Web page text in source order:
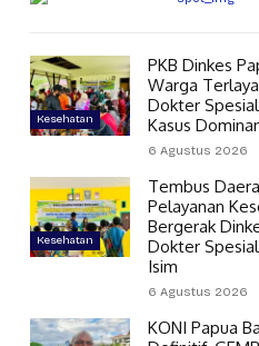
Kesehatan
PKB Dinkes
Warga
Dokter
Kasus
6 Agustus 2026
Kesehatan
Tembus
Pelayanan
Bergerak
Dokter
Isim
6 Agustus 2026
KONI Papua